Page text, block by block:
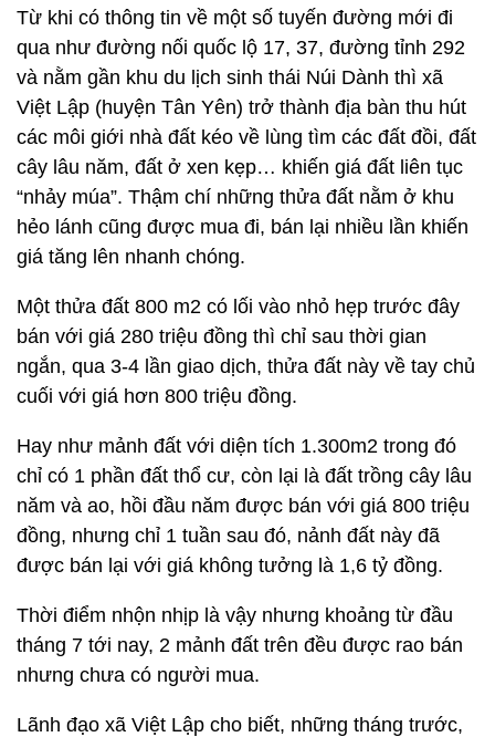
Từ khi có thông tin về một số tuyến đường mới đi
qua như đường nối quốc lộ 17, 37, đường tỉnh 292
và nằm gần khu du lịch sinh thái Núi Dành thì xã
Việt Lập (huyện Tân Yên) trở thành địa bàn thu hút
các môi giới nhà đất kéo về lùng tìm các đất đồi, đất
cây lâu năm, đất ở xen kẹp… khiến giá đất liên tục
“nhảy múa”. Thậm chí những thửa đất nằm ở khu
hẻo lánh cũng được mua đi, bán lại nhiều lần khiến
giá tăng lên nhanh chóng.
Một thửa đất 800 m2 có lối vào nhỏ hẹp trước đây
bán với giá 280 triệu đồng thì chỉ sau thời gian
ngắn, qua 3-4 lần giao dịch, thửa đất này về tay chủ
cuối với giá hơn 800 triệu đồng.
Hay như mảnh đất với diện tích 1.300m2 trong đó
chỉ có 1 phần đất thổ cư, còn lại là đất trồng cây lâu
năm và ao, hồi đầu năm được bán với giá 800 triệu
đồng, nhưng chỉ 1 tuần sau đó, nảnh đất này đã
được bán lại với giá không tưởng là 1,6 tỷ đồng.
Thời điểm nhộn nhịp là vậy nhưng khoảng từ đầu
tháng 7 tới nay, 2 mảnh đất trên đều được rao bán
nhưng chưa có người mua.
Lãnh đạo xã Việt Lập cho biết, những tháng trước,